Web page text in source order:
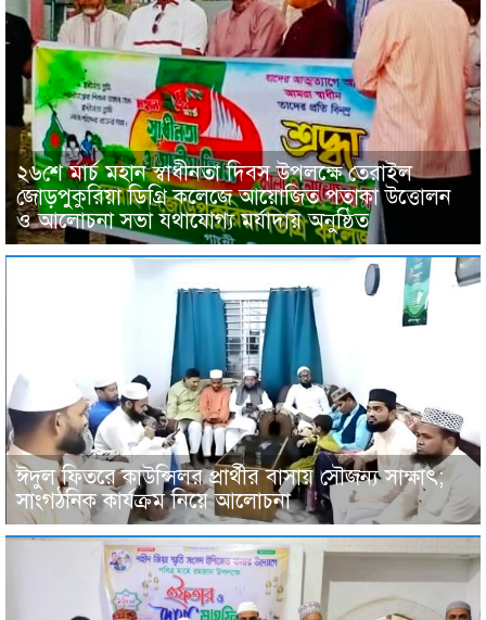
২৬শে মার্চ মহান স্বাধীনতা দিবস উপলক্ষে তেরাইল
জোড়পুকুরিয়া ডিগ্রি কলেজে আয়োজিত পতাকা উত্তোলন
ও আলোচনা সভা যথাযোগ্য মর্যাদায় অনুষ্ঠিত
ঈদুল ফিতরে কাউন্সিলর প্রার্থীর বাসায় সৌজন্য সাক্ষাৎ;
সাংগঠনিক কার্যক্রম নিয়ে আলোচনা